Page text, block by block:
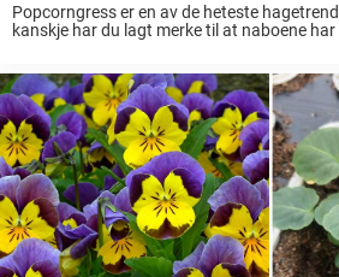
Popcorngress er en av de heteste
kanskje har du lagt merke til at naboene